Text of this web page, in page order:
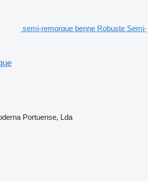
semi-remorque benne Robuste Semi-
Portuense, Lda